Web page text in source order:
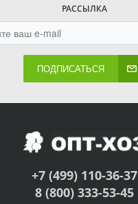
РАССЫЛКА
ПОДПИСАТЬСЯ
+7 (499) 110-36-37
8 (800) 333-53-45